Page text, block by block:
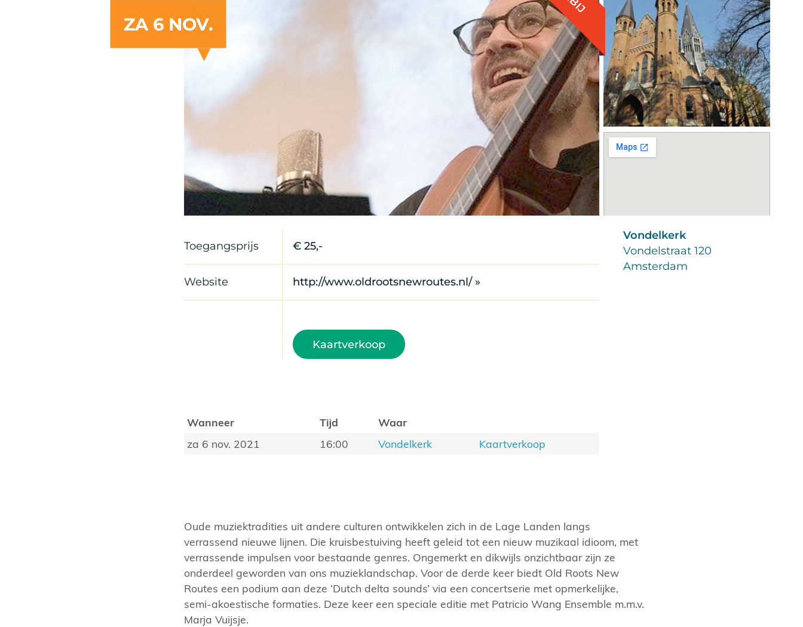
ZA 6 NOV.
Toegangsprijs € 25,-
Website http://www.oldrootsnewroutes.nl/ »
Kaartverkoop
Wanneer Tijd
Waar
za 6 nov. 2021
16:00 Vondelkerk Kaartverkoop
Vondelkerk
Vondelstraat 120
Amsterdam
Oude muziektradities uit andere culturen ontwikkelen zich in de Lage Landen langs
verrassend nieuwe lijnen. Die kruisbestuiving heeft geleid tot een nieuw muzikaal idioom, met
verrassende impulsen voor bestaande genres. Ongemerkt en dikwijls onzichtbaar zijn ze
onderdeel geworden van ons muzieklandschap. Voor de derde keer biedt Old Roots New
Routes een podium aan deze ‘Dutch delta sounds’ via een concertserie met opmerkelijke,
semi-akoestische formaties. Deze keer een speciale editie met Patricio Wang Ensemble m.m.v.
Marja Vuijsje.